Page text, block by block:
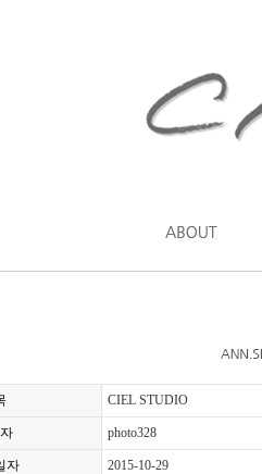
CIEL STUDIO
photo328
자 2015-10-29